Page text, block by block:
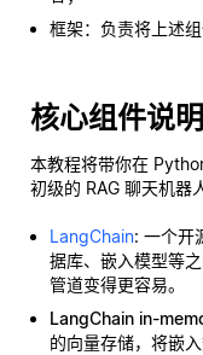
框架：负责将上述
核心组件说明
本教程将带你在
初级的 RAG 聊天机器
LangChain: 一个开
据库、嵌入模型等
管道变得更容易。
LangChain in-
的向量存储，将嵌